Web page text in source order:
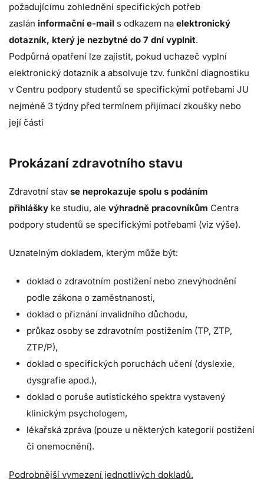
požadujícímu zohlednění specifických potřeb
zaslán informační e-mail s odkazem na elektronický
dotazník, který je nezbytné do 7 dní vyplnit.
Podpůrná opatření lze zajistit, pokud uchazeč vyplní
elektronický dotazník a absolvuje tzv. funkční diagnostiku
v Centru podpory studentů se specifickými potřebami JU
nejméně 3 týdny před termínem přijímací zkoušky nebo
její části
Prokázaní zdravotního stavu
Zdravotní stav se neprokazuje spolu s podáním
přihlášky ke studiu, ale výhradně pracovníkům Centra
podpory studentů se specifickými potřebami (viz výše).
Uznatelným dokladem, kterým může být:
doklad o zdravotním postižení nebo znevýhodnění
podle zákona o zaměstnanosti,
doklad o přiznání invalidního důchodu,
průkaz osoby se zdravotním postižením (TP, ZTP,
ZTP/P),
doklad o specifických poruchách učení (dyslexie,
dysgrafie apod.),
doklad o poruše autistického spektra vystavený
klinickým psychologem,
lékařská zpráva (pouze u některých kategorií postižení
či onemocnění).
Podrobnější vymezení jednotlivých dokladů.